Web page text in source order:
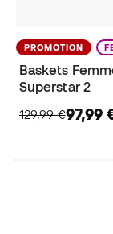
PROMOTION
Baskets
Superstar 2
129,99 €97,99